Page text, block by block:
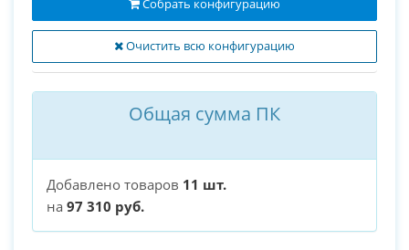
Очистить всю конфигурацию
Собрать конфигурацию
Общая сумма ПК
Добавлено товаров 11 шт.
на 97 310 руб.